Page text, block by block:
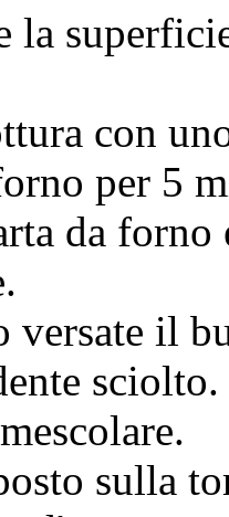
la
con
per 5
da forno
versate il
sulla